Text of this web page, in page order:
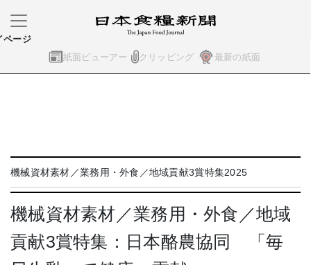
紙面ビューアー クリッピング 最新の紙面
ページ
機械資材素材／業務用・外食／地域貢献3賞特集2025
機械資材素材／業務用・外食／地域
貢献3賞特集：日本酪農協同 「毎